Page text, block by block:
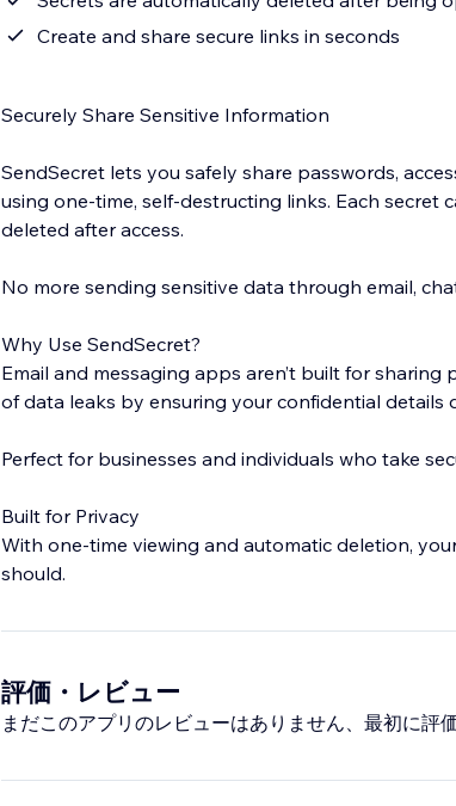
Create and share secure links in seconds
Securely Share Sensitive Information
SendSecret lets you safely share passwords,
using one-time, self-destructing links. Each secret
deleted after access.
No more sending sensitive data through email,
Why Use SendSecret?
Email and messaging apps aren’t built for
of data leaks by ensuring your confidential details
Perfect for businesses and individuals who take
Built for Privacy
With one-time viewing and automatic deletion,
should.
評価・レビュー
まだこのアプリのレビューはありません、最初に評